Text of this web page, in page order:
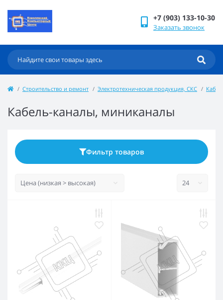
+7 (903) 133-10-30
Заказать звонок
Строительство и ремонт Электротехническая продукция, СКС
Кабель-каналы, миниканалы
Фильтр товаров